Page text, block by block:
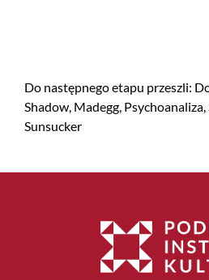
Do następnego etapu przeszli:
Shadow, Madegg, Psychoanaliza,
Sunsucker